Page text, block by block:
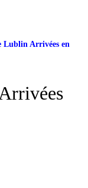
Lublin Arrivées en